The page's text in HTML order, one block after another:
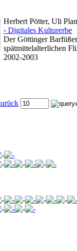
Herbert Pötter, Uli
› Digitales Kulturerbe
Der Göttinger
spätmittelalterlichen
2002-2003